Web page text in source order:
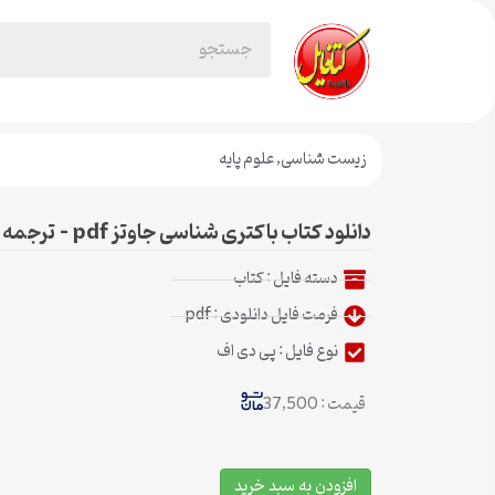
زیست شناسی,علوم پایه
دانلود کتاب باکتری شناسی جاوتز pdf – ترجمه فارسی + خلاصه
دسته فایل :کتاب
فرمت فایل دانلودی : pdf
نوع فایل : پی دی اف
قیمت : 37,500
افزودن به سبد خرید